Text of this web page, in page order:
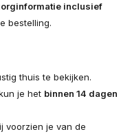
inclusief
bestelling.
thuis te bekijken.
je het binnen 14 dagen
voorzien je van de